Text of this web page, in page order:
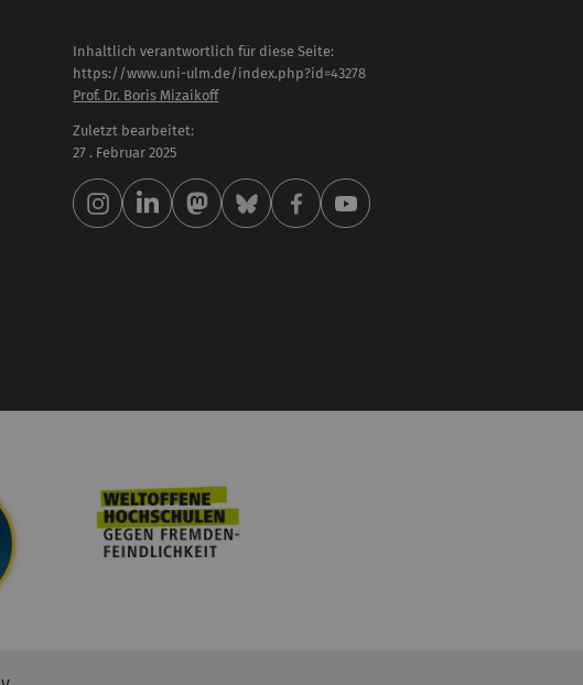
Inhaltlich verantwortlich für diese Seite:
https://www.uni-ulm.de/index.php?id=43278
Prof. Dr. Boris Mizaikoff
Zuletzt bearbeitet:
27 . Februar 2025